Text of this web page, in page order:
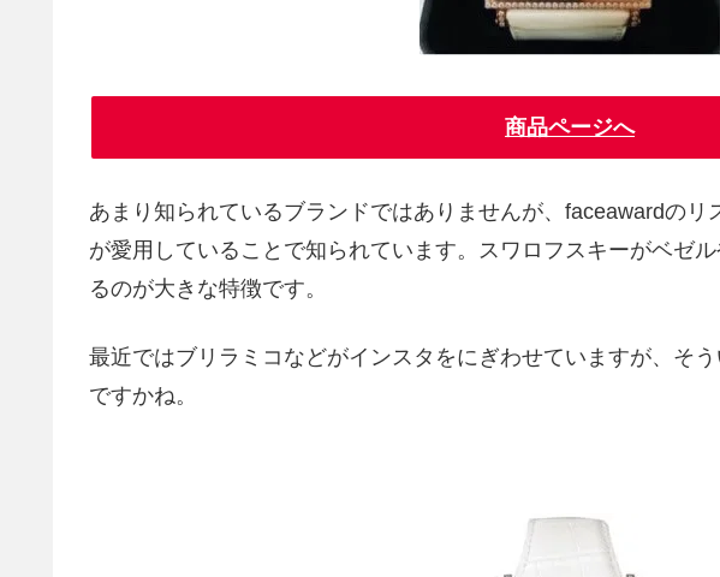
商品ページへ
あまり知られているブランドではありませんが、faceawardのリ
が愛用していることで知られています。スワロフスキーがベゼ
るのが大きな特徴です。
最近ではブリラミコなどがインスタをにぎわせていますが、そ
ですかね。